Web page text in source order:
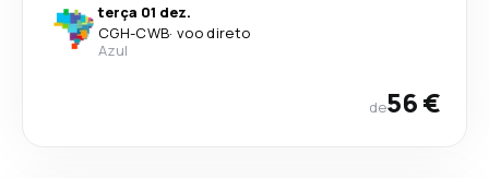
terça 01 dez.
CGH-CWB· voo direto
Azul
de56 €